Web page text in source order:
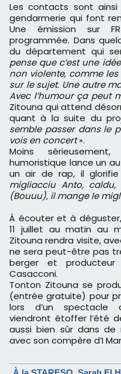
Les contacts sont
gendarmerie qui font
Une émission sur
programmée. Dans
du département qui
pense que c’est une
non violente, comme
sur le sujet. Une autre
Avec l’humour ça peut
Zitouna qui attend
quant à la suite du
semble passer dans le
vois en concert».
Moins
humoristique lance un
un air de rap, il
migliacciu Anto,
(Bouuu), il mange le
À écouter et à
11 juillet au matin au
Zitouna rendra visite,
ne sera peut-être pas
berger et
Casacconi.
Tonton Zitouna se
(entrée gratuite) pour
lors d’un spectacle
viendront étoffer l’été
aussi bien sûr dans de
avec son compère d’I